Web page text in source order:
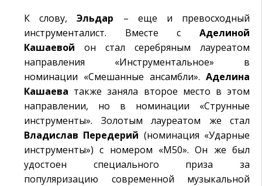
К слову,Эльдар – еще и превосходный
инструменталист. Вместе с Аделиной
Кашаевой он стал серебряным лауреатом
направления «Инструментальное» в
номинации «Смешанные ансамбли». Аделина
Кашаева также заняла второе место в этом
направлении, но в номинации «Струнные
инструменты». Золотым лауреатом же стал
Владислав Передерий (номинация «Ударные
инструменты») с номером «М50». Он же был
удостоен специального приза за
популяризацию современной музыкальной